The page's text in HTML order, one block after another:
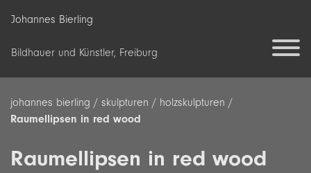
Johannes Bierling
Bildhauer und Künstler, Freiburg
johannes bierling / skulpturen / holzskulpturen /
Raumellipsen in red wood
Raumellipsen in red wood